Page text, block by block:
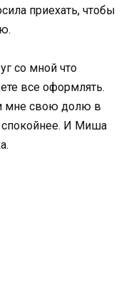
приехать, чтобы
со мной что
все оформлять.
мне свою долю в
спокойнее. И Миша